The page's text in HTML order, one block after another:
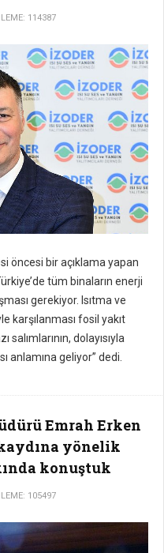
114387
öncesi bir açıklama yapan
tüm binaların enerji
gerekiyor. Isıtma ve
karşılanması fosil yakıt
salımlarının, dolayısıyla
anlamına geliyor” dedi.
Emrah Erken
yönelik
konuştuk
105497